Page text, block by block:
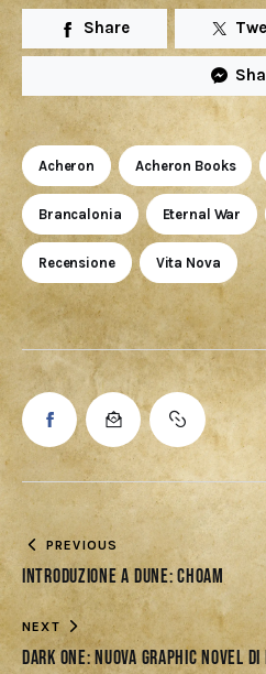
Share
Acheron Acheron Books
Brancalonia Eternal War
Recensione Vita Nova
PREVIOUS
Introduzione a Dune: CHOAM
NEXT
Dark One: nuova Graphic Novel